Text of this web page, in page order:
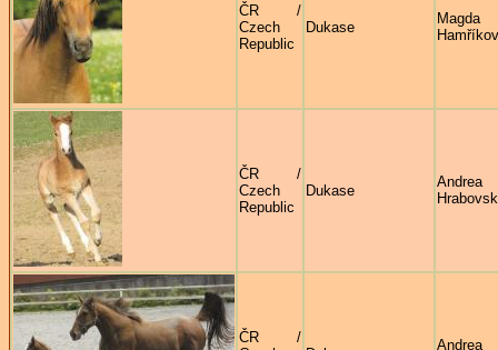
ČR /
Czech
Republic
Dukase
Magda
ČR /
Czech
Republic
Dukase
Andrea
ČR /
Andrea